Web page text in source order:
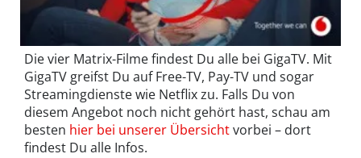
Die vier Matrix-Filme findest Du alle bei GigaTV. Mit
GigaTV greifst Du auf Free-TV, Pay-TV und sogar
Streamingdienste wie Netflix zu. Falls Du von
diesem Angebot noch nicht gehört hast, schau am
besten hier bei unserer Übersichtvorbei – dort
findest Du alle Infos.